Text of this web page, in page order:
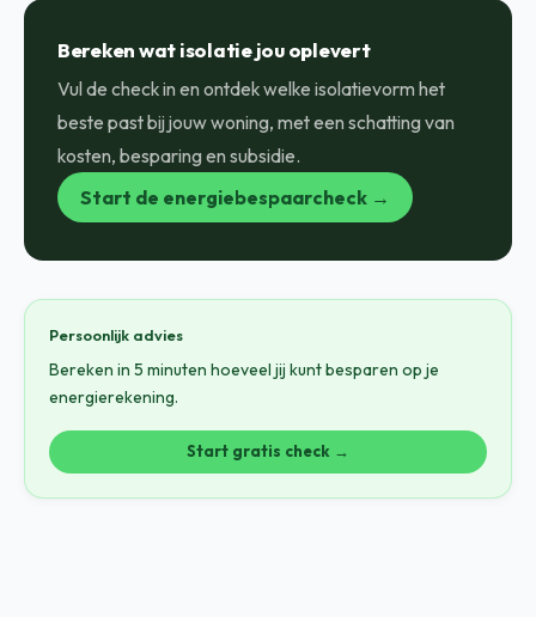
Bereken wat isolatie jou oplevert
Vul de check in en ontdek welke isolatievorm het
beste past bij jouw woning, met een schatting van
kosten, besparing en subsidie.
Start de energiebespaarcheck →
Persoonlijk advies
Bereken in 5 minuten hoeveel jij kunt besparen op je
energierekening.
Start gratis check →